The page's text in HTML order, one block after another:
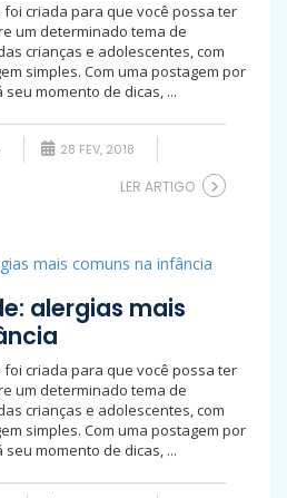
criada para que você possa ter
um determinado tema de
crianças e adolescentes, com
simples. Com uma postagem por
momento de dicas, ...
28 FEV, 2018
LER ARTIGO
alergias mais
criada para que você possa ter
um determinado tema de
crianças e adolescentes, com
simples. Com uma postagem por
momento de dicas, ...